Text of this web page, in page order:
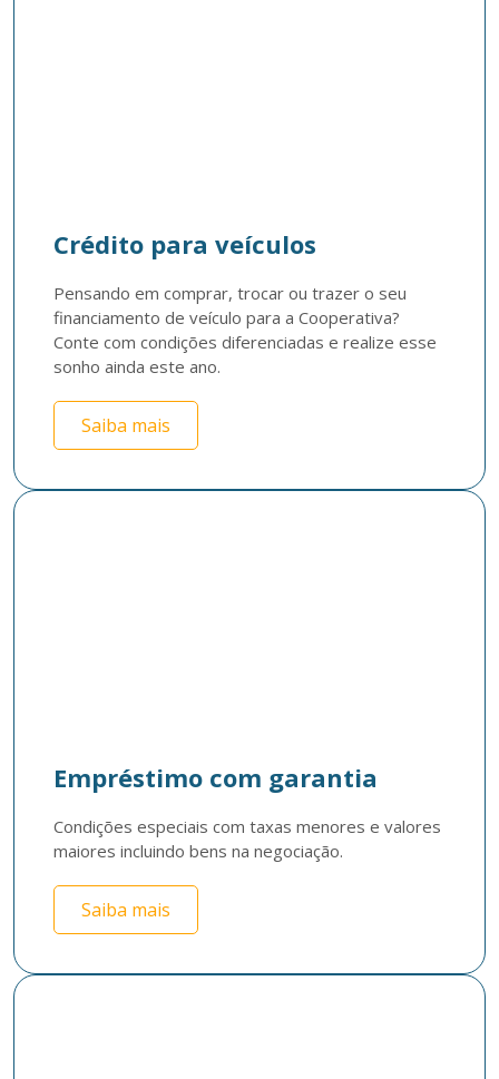
Crédito para veículos
Pensando em comprar, trocar ou trazer o seu
financiamento de veículo para a Cooperativa?
Conte com condições diferenciadas e realize esse
sonho ainda este ano.
Saiba mais
Empréstimo com garantia
Condições especiais com taxas menores e valores
maiores incluindo bens na negociação.
Saiba mais